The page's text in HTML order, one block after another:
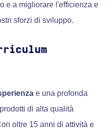
e a migliorare l'efficienza e
sforzi di sviluppo.
e una profonda
di alta qualità
oltre 15 anni di attività e